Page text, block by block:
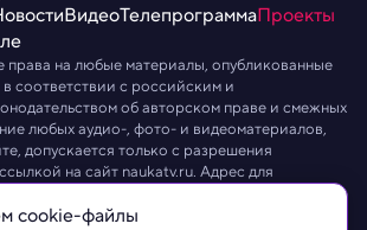
ВидеоТелепрограммаПроекты
на любые материалы, опубликованные
соответствии с российским и
об авторском праве и смежных
любых аудио-, фото- и видеоматериалов,
допускается только с разрешения
на сайт naukatv.ru. Адрес для
значимых сообщений:
данныхРабота с cookie-файлами
сookie-файлы